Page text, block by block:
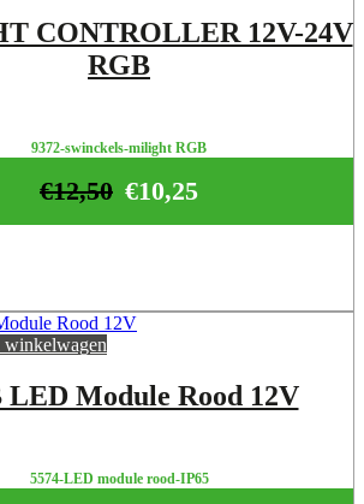
CONTROLLER 12V-24V
RGB
9372-swinckels-milight RGB
€10,25
€12,50
winkelwagen
LED Module Rood 12V
5574-LED module rood-IP65